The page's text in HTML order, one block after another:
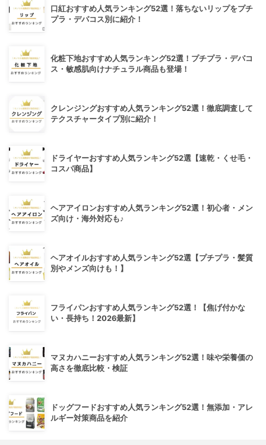
口紅おすすめ人気ランキング52選！落ちないリップをプチ
プラ・デパコス別に紹介！
化粧下地おすすめ人気ランキング52選！プチプラ・デパコ
ス・敏感肌向けナチュラル商品も登場！
クレンジングおすすめ人気ランキング52選！徹底調査して
テクスチャータイプ別に紹介！
ドライヤーおすすめ人気ランキング52選【速乾・くせ毛・
コスパ商品】
ヘアアイロンおすすめ人気ランキング52選！初心者・メン
ズ向け・海外対応も♪
ヘアオイルおすすめ人気ランキング52選【プチプラ・髪質
別やメンズ向けも！】
フライパンおすすめ人気ランキング52選！【焦げ付かな
い・長持ち！2026最新】
マヌカハニーおすすめ人気ランキング52選！味や栄養価の
高さを徹底比較・検証
ドッグフードおすすめ人気ランキング52選！無添加・アレ
ルギー対策商品を紹介